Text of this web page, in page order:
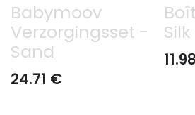
Babymoov
Verzorgingsset -
Sand
24.71 €
11.98